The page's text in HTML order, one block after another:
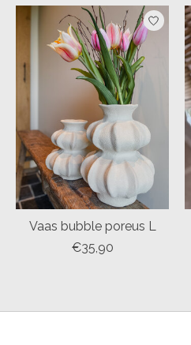
Items van productcarrousel
Vaas bubble poreus L
€35,90